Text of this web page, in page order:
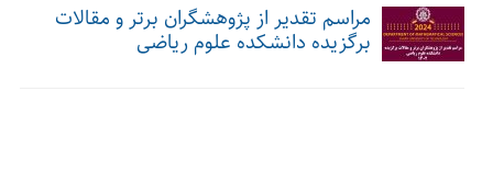
مراسم تقدیر از پژوهشگران برتر و مقالات
برگزیده دانشکده علوم ریاضی